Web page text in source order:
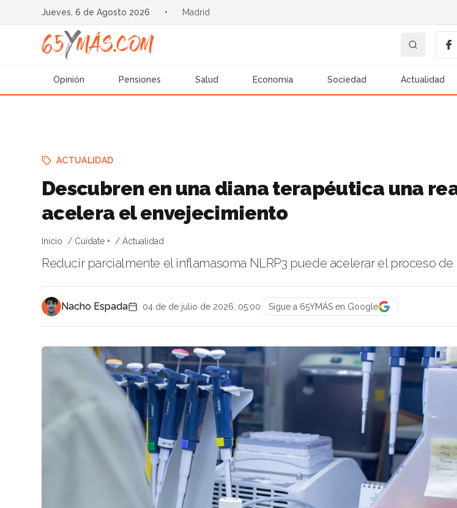
Jueves, 6 de Agosto 2026 • Madrid
Opinión Pensiones Salud Economía Sociedad Actualidad
ACTUALIDAD
Descubren en una diana terapéutica una
acelera el envejecimiento
Inicio Cuídate + Actualidad
Reducir parcialmente el inflamasoma NLRP3 puede acelerar el proceso
Nacho Espada 04 de de julio de 2026, 05:00 Sigue a 65YMÁS en Google